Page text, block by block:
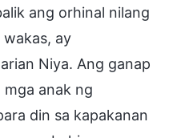
ang orhinal nilang
ay
Niya. Ang ganap
anak ng
din sa kapakanan